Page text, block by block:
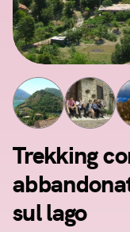
Trekking
sul lago